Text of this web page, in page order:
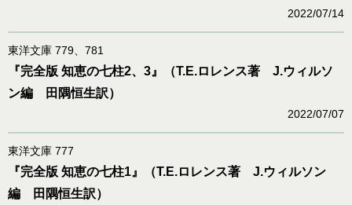
2022/07/14
東洋文庫 779、781
『完全版 知恵の七柱2、3』（T.E.ロレンス著 J.ウィルソ
ン編 田隅恒生訳）
2022/07/07
東洋文庫 777
『完全版 知恵の七柱1』（T.E.ロレンス著 J.ウィルソン
編 田隅恒生訳）